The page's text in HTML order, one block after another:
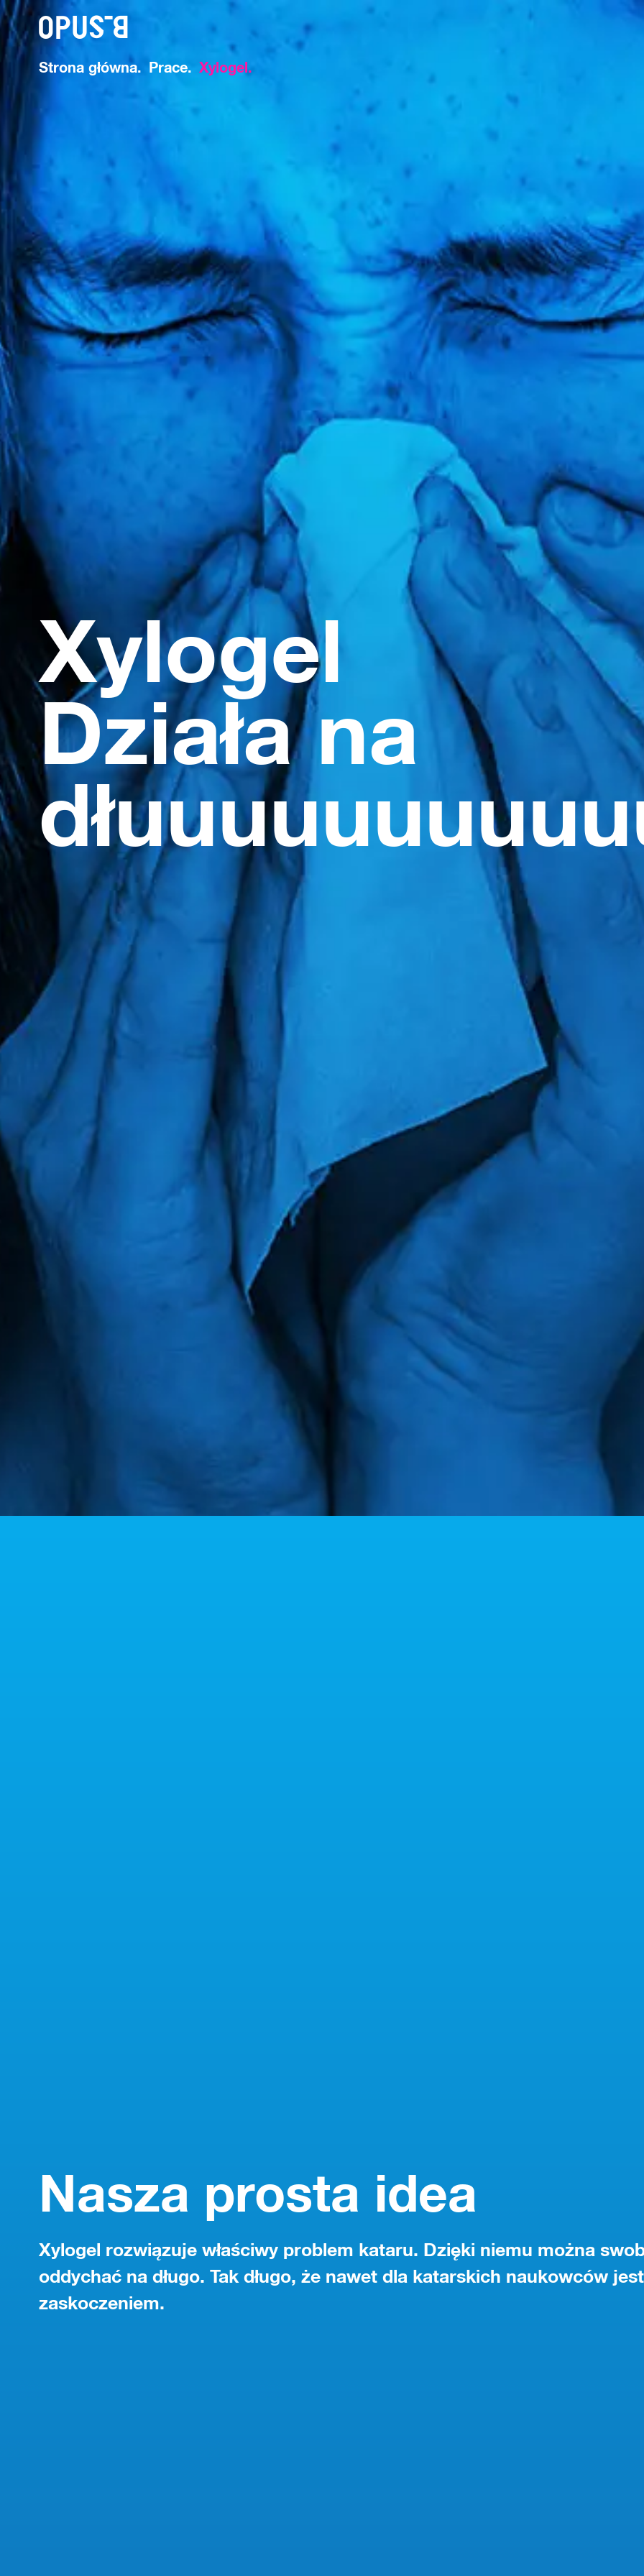
o
Strona główna Prace Xylogel
Xylogel
Działa na
Nasza prosta idea
Xylogel rozwiązuje właściwy problem kataru. Dzięki niemu można
oddychać na długo. Tak długo, że nawet dla katarskich naukowców
zaskoczeniem.